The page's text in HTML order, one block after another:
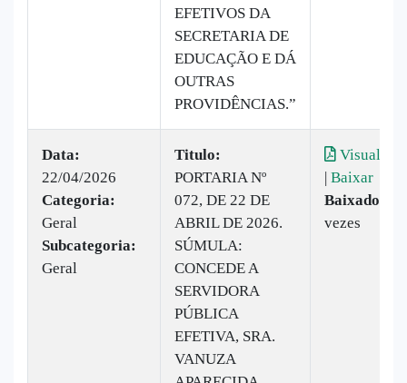
EFETIVOS DA
SECRETARIA DE
EDUCAÇÃO E DÁ
OUTRAS
PROVIDÊNCIAS.”
Data:
22/04/2026
Categoria:
Geral
Subcategoria:
Geral
Titulo:
PORTARIA Nº
072, DE 22 DE
ABRIL DE 2026.
SÚMULA:
CONCEDE A
SERVIDORA
PÚBLICA
EFETIVA, SRA.
VANUZA
Visualizar
| Baixar
Baixado:
vezes